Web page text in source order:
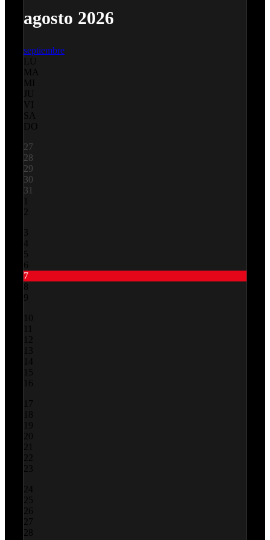
agosto 2026
septiembre
LU
MA
MI
JU
VI
SA
DO
27
28
29
30
31
1
2
3
4
5
6
7
8
9
10
11
12
13
14
15
16
17
18
19
20
21
22
23
24
25
26
27
28